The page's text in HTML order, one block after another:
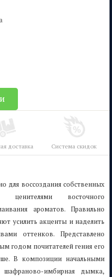
доставка Система скидок
для воссоздания собственных
ценителями восточного
ароматов. Правильно
усилить акценты и наделить
оттенков. Представлено
годом почитателей гения его
В композиции начальными
имбирная дымка,